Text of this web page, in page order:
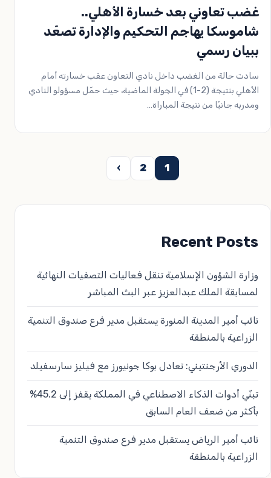
غضب تعاوني بعد خسارة الأهلي..
شاموسكا يهاجم التحكيم والإدارة تصعّد
ببيان رسمي
سادت حالة من الغضب داخل نادي التعاون عقب خسارته أمام
الأهلي بنتيجة (2-1) في الجولة الماضية، حيث حمّل مسؤولو النادي
ومدربه جانبًا من نتيجة المباراة…
1
2
›
Recent Posts
وزارة الشؤون الإسلامية تنقل فعاليات التصفيات النهائية
لمسابقة الملك عبدالعزيز عبر البث المباشر
نائب أمير المدينة المنورة يستقبل مدير فرع صندوق التنمية
الزراعية بالمنطقة
الدوري الأرجنتيني: تعادل بوكا جونيورز مع فيليز سارسفيلد
تبنّي أدوات الذكاء الاصطناعي في المملكة يقفز إلى 45.2%
بأكثر من ضعف العام السابق
نائب أمير الرياض يستقبل مدير فرع صندوق التنمية
الزراعية بالمنطقة